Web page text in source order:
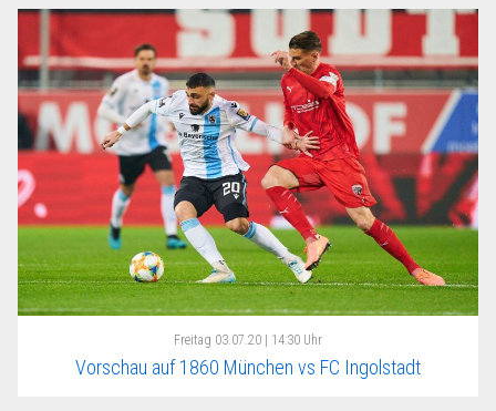
Freitag 03.07.20 | 14:30 Uhr
Vorschau auf 1860 München vs FC Ingolstadt